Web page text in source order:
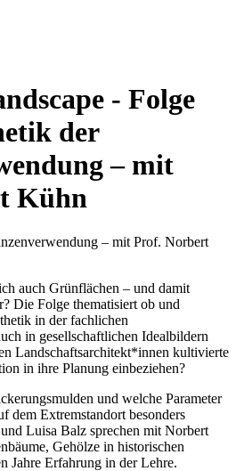
- Folge
der
– mit
Kühn
– mit Prof. Norbert
auch Grünflächen – und damit
Die Folge thematisiert ob und
in der fachlichen
in gesellschaftlichen Idealbildern
Landschaftsarchitekt*innen kultivierte
in ihre Planung einbeziehen?
und welche Parameter
dem Extremstandort besonders
Luisa Balz sprechen mit Norbert
Gehölze in historischen
Jahre Erfahrung in der Lehre.